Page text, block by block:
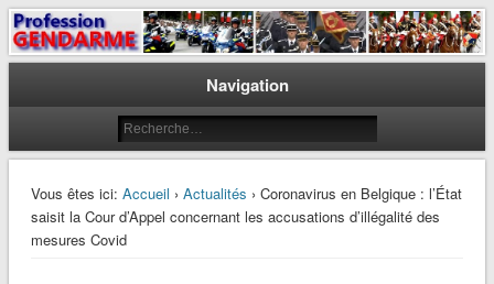
Profession Gendarme
Le journal des gendarmes
Navigation
Vous êtes ici: Accueil › Actualités › Coronavirus en Belgique : l’État
saisit la Cour d’Appel concernant les accusations d’illégalité des
mesures Covid